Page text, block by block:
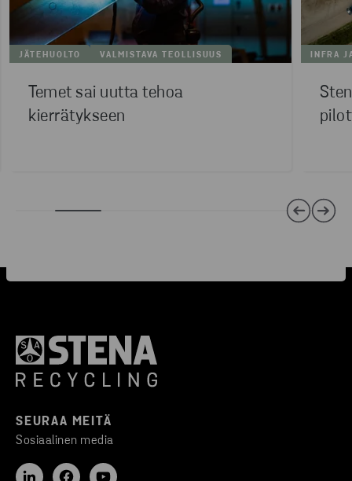
JÄTEHUOLTO VALMISTAVA TEOLLISUUS
Temet sai uutta tehoa
kierrätykseen
INFRA
SEURAA MEITÄ
Sosiaalinen media